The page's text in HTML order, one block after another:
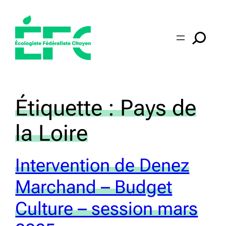
contenu
Étiquette :Pays de
la Loire
Intervention de Denez
Marchand – Budget
Culture – session mars